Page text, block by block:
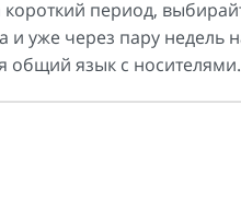
короткий период,
уже через пару недель
общий язык с носителями.